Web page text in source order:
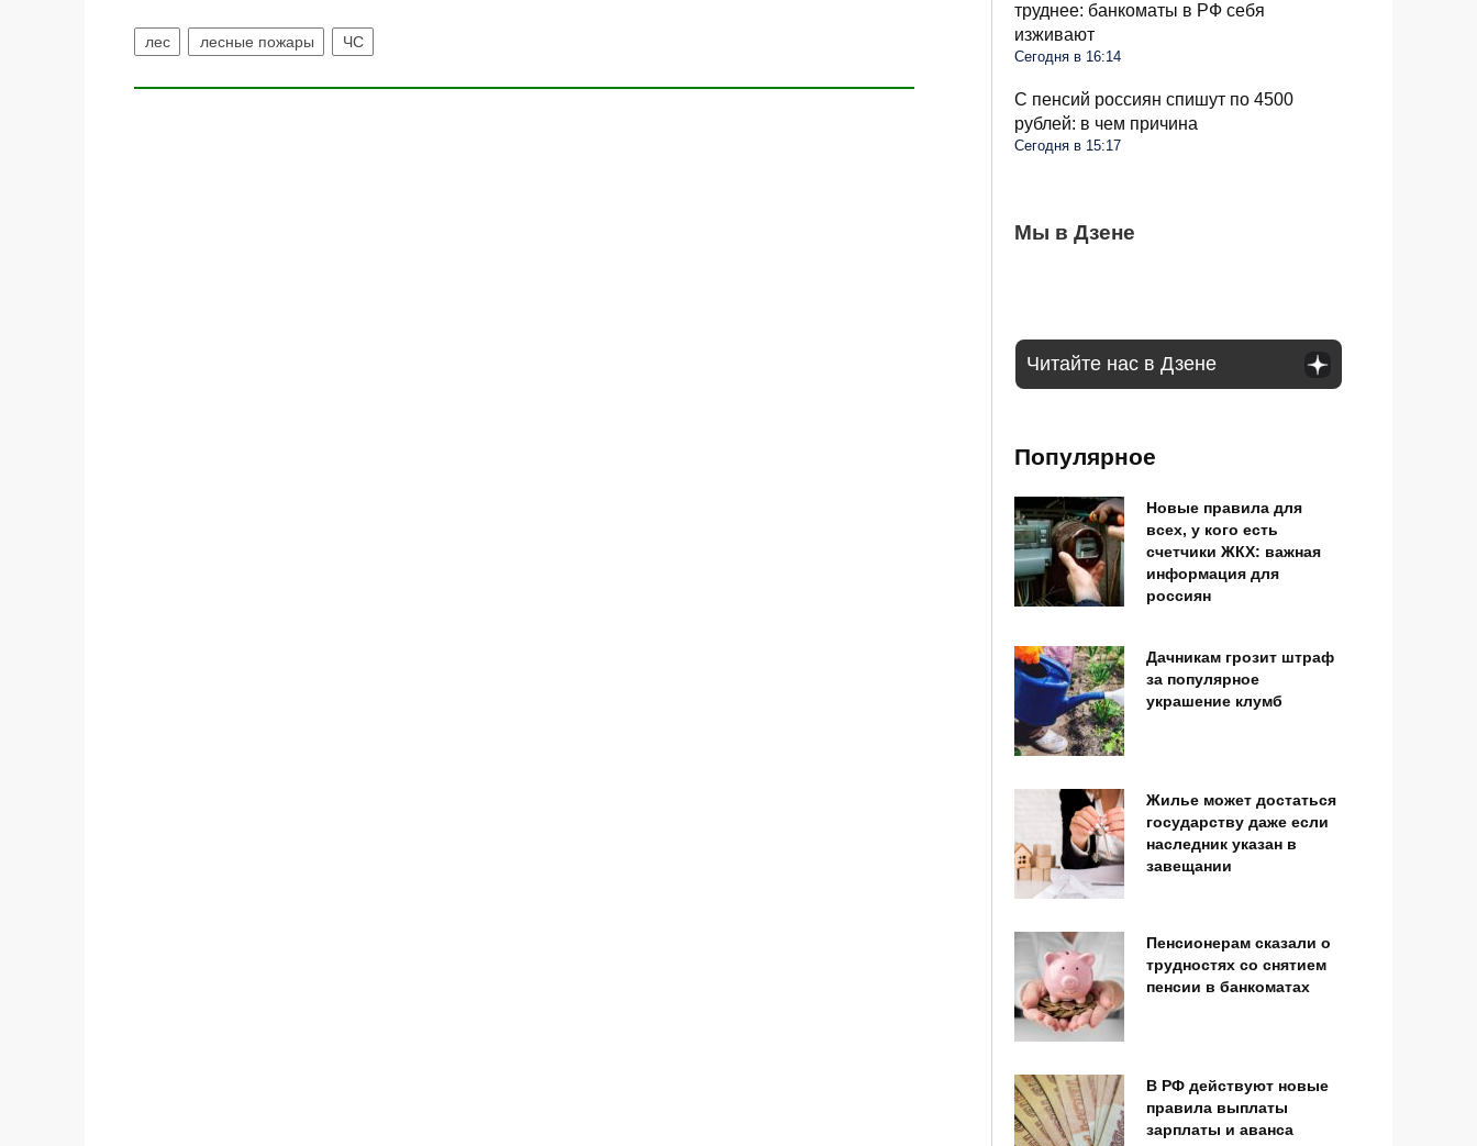
лес лесные пожары ЧС
труднее: банкоматы в РФ себя
изживают
Сегодня в 16:14
С пенсий россиян спишут по 4500
рублей: в чем причина
Сегодня в 15:17
Мы в Дзене
Чеснок безвкусный и легкий словно
бумага: вы совершили несколько ошибок
Очередные новшества при снятии
Водителей России ждут большие
Читайте нас в Дзене
Популярное
Новые правила для
всех, у кого есть
счетчики ЖКХ: важная
информация для
россиян
Дачникам грозит штраф
за популярное
украшение клумб
Жилье может достаться
государству даже если
наследник указан в
завещании
Пенсионерам сказали о
трудностях со снятием
пенсии в банкоматах
В РФ действуют новые
правила выплаты
зарплаты и аванса